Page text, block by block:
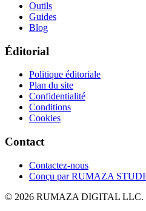
Outils
Guides
Blog
Éditorial
Politique éditoriale
Plan du site
Confidentialité
Conditions
Cookies
Contact
Contactez-nous
Conçu parRUMAZA
© 2026 RUMAZA DIGITAL LLC.